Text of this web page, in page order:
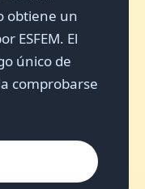
obtiene un
ESFEM. El
único de
comprobarse